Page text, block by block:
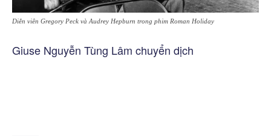
Diễn viên Gregory Peck và Audrey Hepburn trong phim Roman Holiday
Giuse Nguyễn Tùng Lâm chuyển dịch